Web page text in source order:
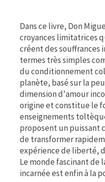
Dans ce livre, Don
croyances limitatrices
créent des souffrances
termes très simples
du conditionnement
planète, basé sur la
dimension d'amour
origine et constitue le
enseignements
proposent un puissant
de transformer
expérience de liberté,
Le monde fascinant de
incarnée est enfin à la